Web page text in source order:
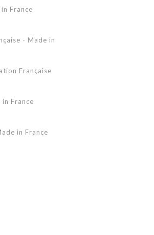
France
- Made in
Française
France
in France